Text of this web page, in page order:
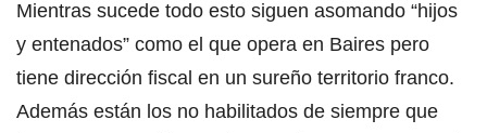
Mientras sucede todo esto siguen asomando “hijos
y entenados” como el que opera en Baires pero
tiene dirección fiscal en un sureño territorio franco.
Además están los no habilitados de siempre que